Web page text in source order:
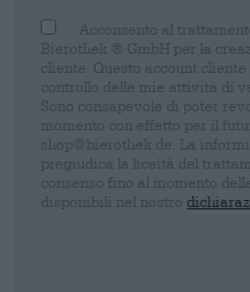
Acconsento al
Bierothek ® GmbH per la
cliente. Questo account
controllo delle mie attività di
Sono consapevole di poter
momento con effetto per il
shop@bierothek.de. La
pregiudica la liceità del
consenso fino al momento
disponibili nel nostro